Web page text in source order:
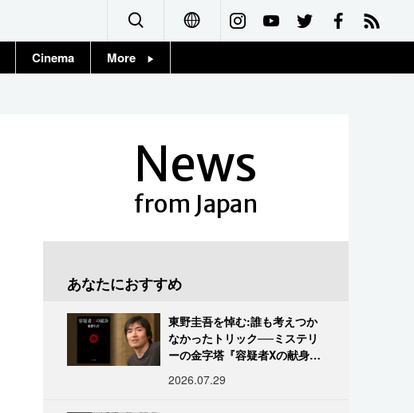
Français
Cinema More
News
from Japan
あなたにおすすめ
東野圭吾を悼む:誰も考えつか
なかったトリック──ミステリ
ーの金字塔『容疑者Xの献身』
2026.07.29